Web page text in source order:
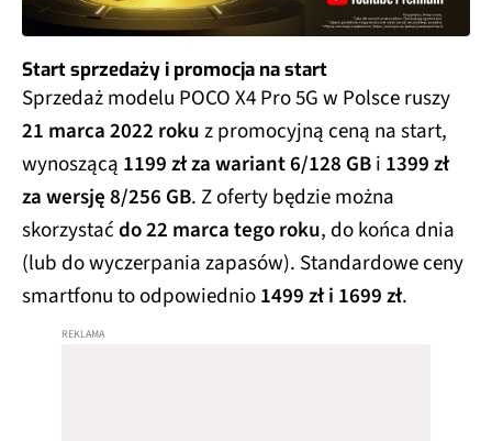
Start sprzedaży i promocja na start
Sprzedaż modelu POCO X4 Pro 5G w Polsce ruszy
21 marca 2022 rokuz promocyjną ceną na start,
wynoszącą 1199 zł za wariant 6/128 GBi 1399 zł
za wersję 8/256 GB. Z oferty będzie można
skorzystaćdo 22 marca tego roku, do końca dnia
(lub do wyczerpania zapasów). Standardowe ceny
smartfonu to odpowiednio1499 zł i 1699 zł.